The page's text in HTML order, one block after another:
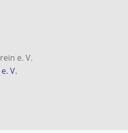
e. V.
V.